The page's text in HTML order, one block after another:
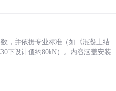
，并依据专业标准（如《混凝土结
下设计值约80kN）。内容涵盖安装